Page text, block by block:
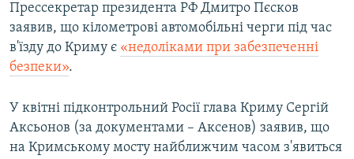
Прессекретар президента РФ Дмитро Пєсков
заявив, що кілометрові автомобільні черги під час
в'їзду до Криму є «недоліками при забезпеченні
безпеки».
У квітні підконтрольний Росії глава Криму Сергій
Аксьонов (за документами – Аксенов) заявив, що
на Кримському мосту найближчим часом з'явиться